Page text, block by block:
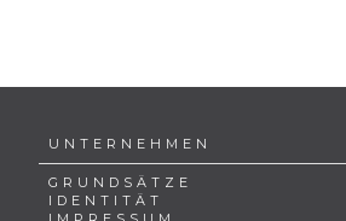
UNTERNEHMEN
GRUNDSÄTZE
IDENTITÄT